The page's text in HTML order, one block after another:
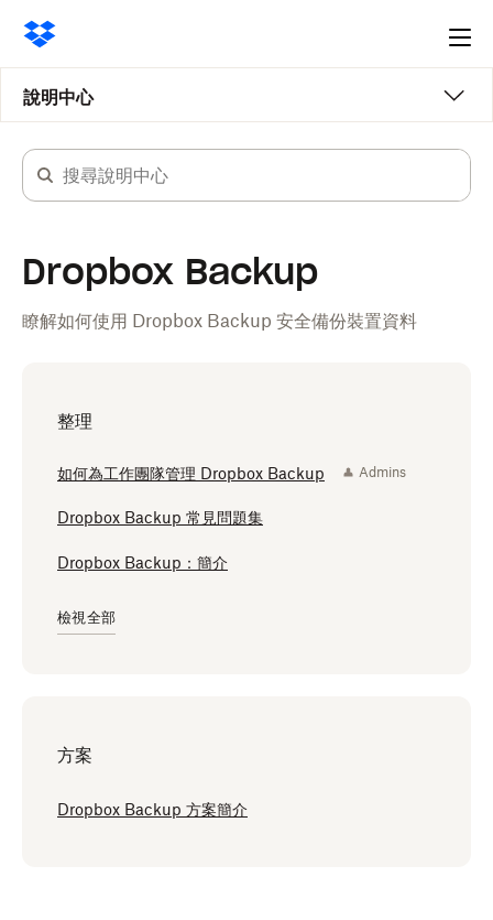
說明中心
Dropbox Backup
瞭解如何使用 Dropbox Backup 安全備份裝置資料
整理
如何為工作團隊管理 Dropbox Backup Admins
Dropbox Backup 常見問題集
Dropbox Backup：簡介
檢視全部
方案
Dropbox Backup 方案簡介